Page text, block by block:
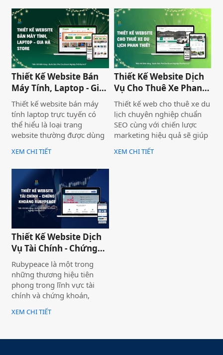
hàng. Thiết Kế Website Biển
Vàng cung cấp giải pháp
thiết kế website đo đạc địa
chính với giao diện hiện đại,
chuẩn SEO và đầy đủ chức
năng phục vụ doanh
nghiệp.
hiệu mà còn thu hút khách
hàng tiềm năng. Thiết Kế
Website Biển Vàng mang
đến giải pháp tối ưu cho
Bình Thuận Land, giúp
doanh nghiệp tiếp cận
khách hàng nhanh chóng,
chuyên nghiệp và hiệu quả.
Thiết Kế Website Bán
Máy Tính, Laptop - Gia
Hà Store
Thiết kế website bán máy
tính laptop trực tuyến có
thể hiểu là loại trang
website thường được dùng
để trưng bày và bán các sản
phẩm laptop đa dạng về
thương hiệu, mẫu mã, màu
sắc. Một trang web bán
laptop trực tuyến có thể
cung cấp hình ảnh của một
thương hiệu hoặc nhiều
thương hiệu và nó giúp cho
khách hàng có cái nhìn chân
thực khách quan hơn, tiếp
cận nhiều thông tin hơn về
sản phẩm mà họ đang lựa
chọn
XEM CHI TIẾT
Thiết Kế Website Dịch
Vụ Cho Thuê Xe Phan
Thiết
Thiết kế web cho thuê xe du
lịch chuyên nghiệp chuẩn
SEO cùng với chiến lược
marketing hiệu quả sẽ giúp
doanh nghiệp của bạn gia
tăng doanh số bán hàng
XEM CHI TIẾT
Thiết Kế Website Dịch
Vụ Tài Chính - Chứng
Khoán Rubypeace
Rubypeace là một trong
những thương hiệu tiên
phong trong lĩnh vực tài
chính và chứng khoán,
mang đến cho khách hàng
giải pháp đầu tư hiệu quả,
sứ mệnh hỗ trợ nhà đầu tư
XEM CHI TIẾT